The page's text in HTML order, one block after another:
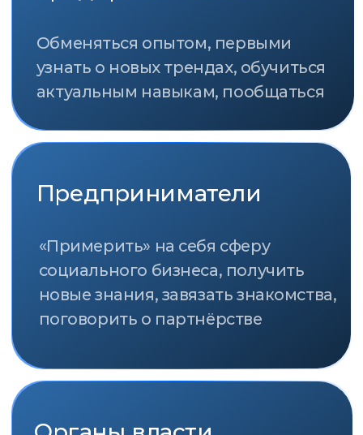
Премия за вклад в развитие и
продвижение социального
предпринимательства в России
«Импульс добра» учреждена Фондом
«Наше будущее» в 2011 году.
Она присуждается социальным
общественных организаций,
руководителям государственных
структур и профильных ведомств,